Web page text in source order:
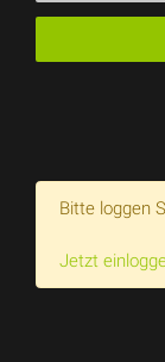
Bitte loggen
Jetzt